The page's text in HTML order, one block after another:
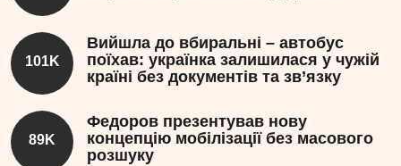
101K
Вийшла до вбиральні – автобус
поїхав: українка залишилася у чужій
країні без документів та зв’язку
89K
Федоров презентував нову
концепцію мобілізації без масового
розшуку